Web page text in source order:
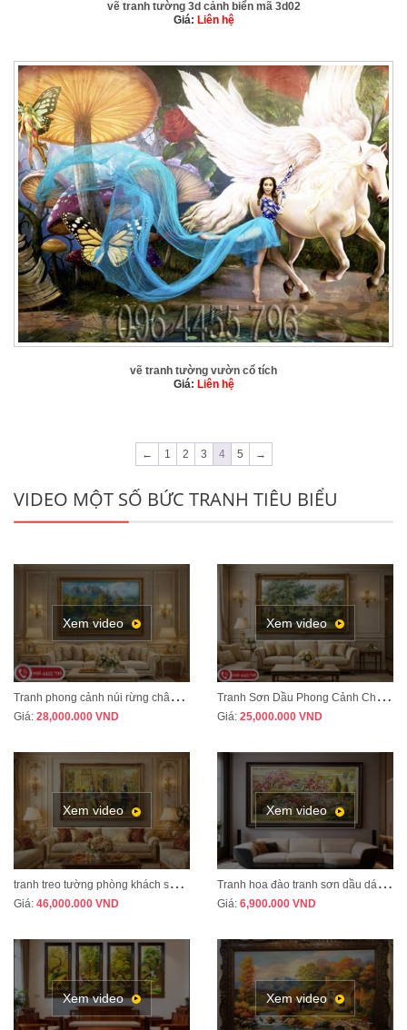
vẽ tranh tường 3d cảnh biển mã 3d02
Giá: Liên hệ
vẽ tranh tường vườn cổ tích
Giá: Liên hệ
← 1 2 3 4 5 →
VIDEO MỘT SỐ BỨC TRANH TIÊU BIỂU
Xem video
T
ranh phong cảnh núi rừng châu Âu treo phòng khách tân cổ điển sang trọng MÃ CD03
Giá: 28,000.000 VND
Xem video
T
ranh Sơn Dầu Phong Cảnh Châu Âu Treo Phòng Khách – Sang Trọng, Đẳng Cấp MÃ CD04
Giá: 25,000.000 VND
Xem video
t
ranh treo tường phòng khách sang trọng phong cách tân cổ điển mã CD02
Giá: 46,000.000 VND
Xem video
T
ranh hoa đào tranh sơn dầu dát vàng vẽ thủ công MÃ HD07
Giá: 6,900.000 VND
Xem video Xem video